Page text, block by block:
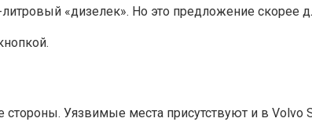
«дизелек». Но это предложение скорее
Уязвимые места присутствуют и в Volvo